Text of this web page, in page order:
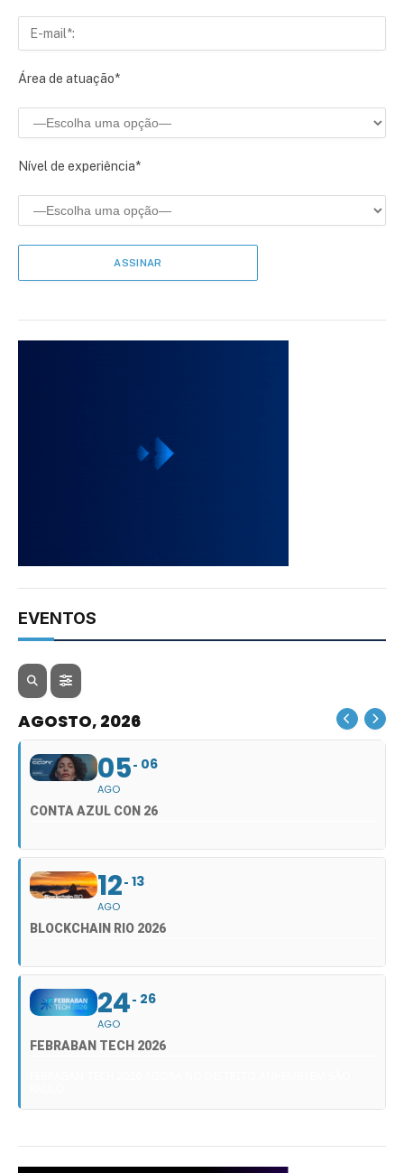
Área de atuação*
Nível de experiência*
EVENTOS
AGOSTO, 2026
05
AGO
06
CONTA AZUL CON 26
12
AGO
13
BLOCKCHAIN RIO 2026
24
AGO
26
FEBRABAN TECH 2026